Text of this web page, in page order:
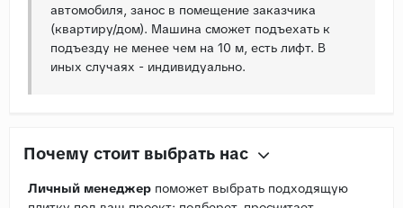
автомобиля, занос в помещение заказчика
(квартиру/дом). Машина сможет подъехать к
подъезду не менее чем на 10 м, есть лифт. В
иных случаях - индивидуально.
Почему стоит выбрать нас
Личный менеджер поможет выбрать подходящую